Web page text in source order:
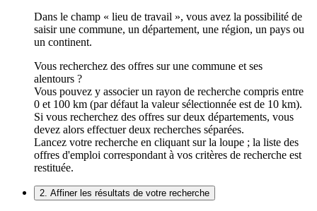
Dans le champ « lieu de travail », vous avez la possibilité de
saisir une commune, un département, une région, un pays ou
un continent.
Vous recherchez des offres sur une commune et ses
alentours ?
Vous pouvez y associer un rayon de recherche compris entre
0 et 100 km (par défaut la valeur sélectionnée est de 10 km).
Si vous recherchez des offres sur deux départements, vous
devez alors effectuer deux recherches séparées.
Lancez votre recherche en cliquant sur la loupe ; la liste des
offres d'emploi correspondant à vos critères de recherche est
restituée.
2. Affiner les résultats de votre recherche